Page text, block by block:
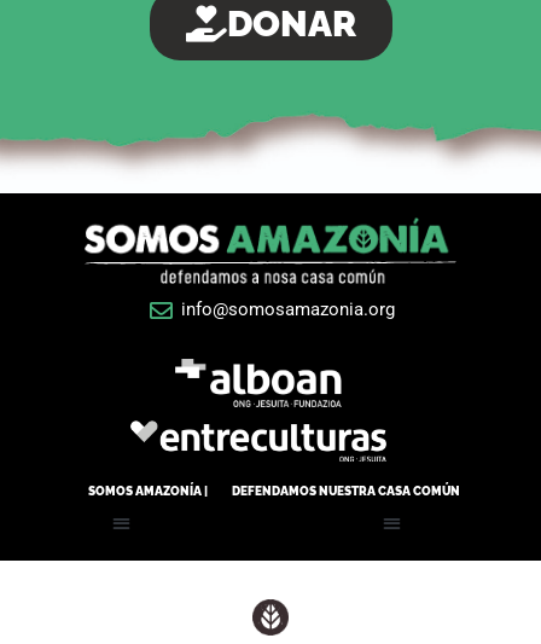
DONAR
info@somosamazonia.org
SOMOS AMAZONÍA | DEFENDAMOS NUESTRA CASA COMÚN